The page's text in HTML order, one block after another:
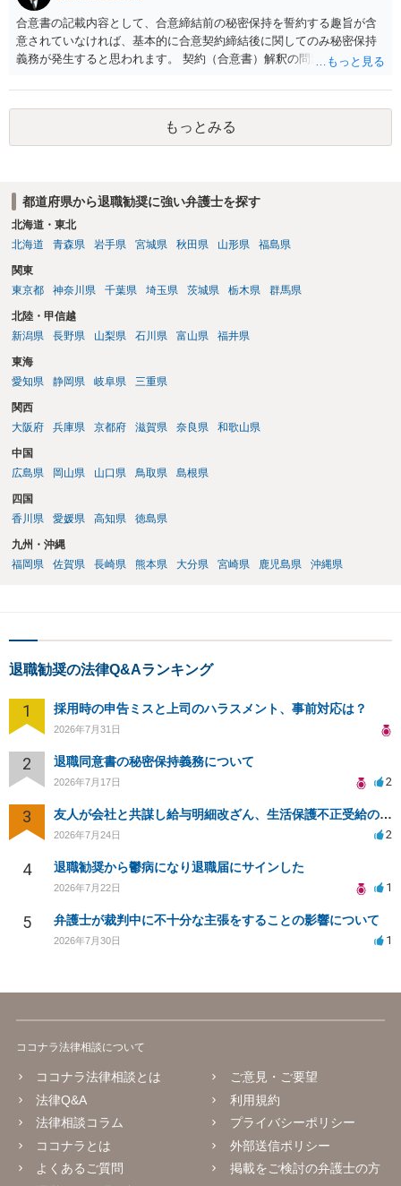
合意書の記載内容として、合意締結前の秘密保持を誓約する趣旨が含
意されていなければ、基本的に合意契約締結後に関してのみ秘密保持
義務が発生すると思われます。 契約（合意書）解釈の問題ですので、
場合、最寄りの法律事務所で相談されることを検討ください。
もっとみる
都道府県から退職勧奨に強い弁護士を探す
北海道・東北
北海道
青森県 岩手県 宮城県 秋田県 山形県 福島県
関東
東京都
神奈川県 千葉県 埼玉県 茨城県 栃木県 群馬県
北陸・甲信越
新潟県
長野県 山梨県 石川県 富山県 福井県
東海
愛知県
静岡県 岐阜県 三重県
関西
大阪府
兵庫県 京都府 滋賀県 奈良県 和歌山県
中国
広島県
岡山県 山口県 鳥取県 島根県
四国
香川県
愛媛県 高知県 徳島県
九州・沖縄
福岡県
佐賀県 長崎県 熊本県 大分県 宮崎県 鹿児島県 沖縄県
退職勧奨の法律Q&Aランキング
1 採用時の申告ミスと上司のハラスメント、事前対応は？
2026年7月31日
2 退職同意書の秘密保持義務について
2026年7月17日 2
3 友人が会社と共謀し給与明細改ざん、生活保護不正受給の法的影響は？
2026年7月24日 2
4 退職勧奨から鬱病になり退職届にサインした
2026年7月22日 1
5 弁護士が裁判中に不十分な主張をすることの影響について
2026年7月30日 1
ココナラ法律相談について
ココナラ法律相談とは
法律Q&A
法律相談コラム
ココナラとは
よくあるご質問
ご意見・ご要望
利用規約
プライバシーポリシー
外部送信ポリシー
掲載をご検討の弁護士の方